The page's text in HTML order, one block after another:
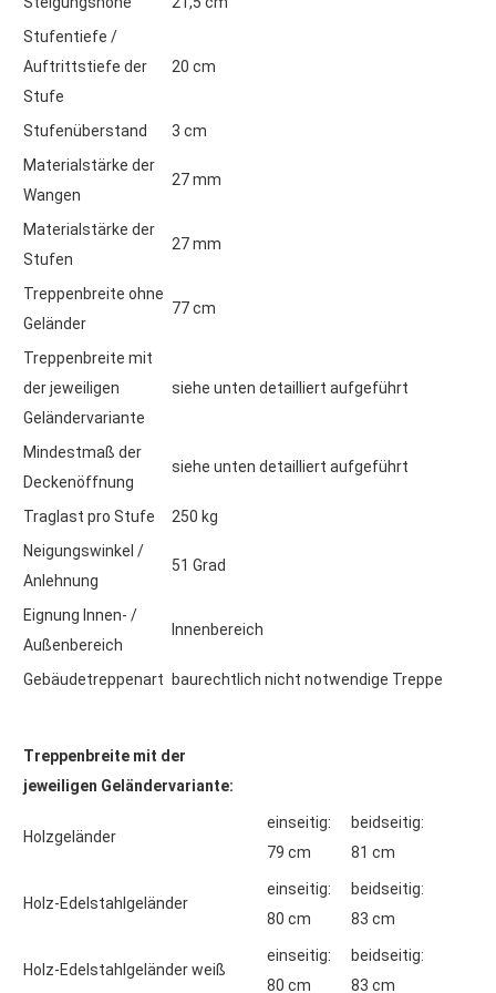
Stufentiefe /
Auftrittstiefe der
Stufe
20 cm
Stufenüberstand
3 cm
Materialstärke der
Wangen
27 mm
Materialstärke der
Stufen
27 mm
Treppenbreite ohne
Geländer
77 cm
Treppenbreite mit
der jeweiligen
Geländervariante
siehe unten detailliert aufgeführt
Mindestmaß der
Deckenöffnung
siehe unten detailliert aufgeführt
Traglast pro Stufe
250 kg
Neigungswinkel /
Anlehnung
51 Grad
Eignung Innen- /
Außenbereich
Innenbereich
Gebäudetreppenart baurechtlich nicht notwendige Treppe
Treppenbreite mit der
jeweiligen Geländervariante:
Holzgeländer
einseitig:
79 cm
beidseitig:
81 cm
Holz-Edelstahlgeländer
einseitig:
80 cm
beidseitig:
83 cm
Holz-Edelstahlgeländer weiß
einseitig:
80 cm
beidseitig:
83 cm